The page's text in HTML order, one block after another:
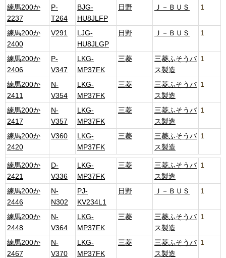
練馬200か
2237
P-
T264
BJG-
HU8JLFP
日野 Ｊ－ＢＵＳ 1
練馬200か
2400
V291
LJG-
HU8JLGP
日野 Ｊ－ＢＵＳ 1
練馬200か
2406
P-
V347
LKG-
MP37FK
三菱
三菱ふそうバ
ス製造
1
練馬200か
2411
N-
V354
LKG-
MP37FK
三菱
三菱ふそうバ
ス製造
1
練馬200か
2417
N-
V357
LKG-
MP37FK
三菱
三菱ふそうバ
ス製造
1
練馬200か
2420
V360
LKG-
MP37FK
三菱
三菱ふそうバ
ス製造
1
練馬200か
2421
D-
V336
LKG-
MP37FK
三菱
三菱ふそうバ
ス製造
1
練馬200か
2446
N-
N302
PJ-
KV234L1
日野 Ｊ－ＢＵＳ 1
練馬200か
2448
N-
V364
LKG-
MP37FK
三菱
三菱ふそうバ
ス製造
1
練馬200か
2467
N-
V370
LKG-
MP37FK
三菱
三菱ふそうバ
ス製造
1